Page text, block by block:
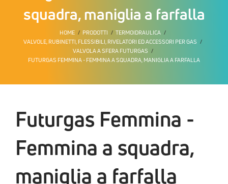
squadra, maniglia a farfalla
HOME PRODOTTI
TERMOIDRAULICA
VALVOLE, RUBINETTI, FLESSIBILI, RIVELATORI ED ACCESSORI PER GAS
VALVOLA A SFERA FUTURGAS
FUTURGAS FEMMINA - FEMMINA A SQUADRA, MANIGLIA A FARFALLA
Futurgas Femmina -
Femmina a squadra,
maniglia a farfalla